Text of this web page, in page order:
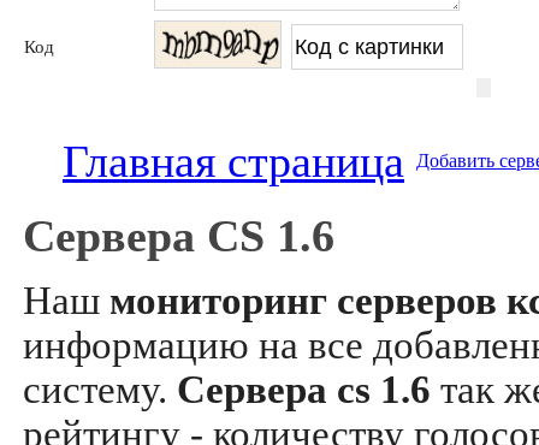
Код
Главная страница Добавить
Сервера CS 1.6
Наш мониторинг серверов
информацию на все
систему. Сервера cs 1.6 так
рейтингу - количеству